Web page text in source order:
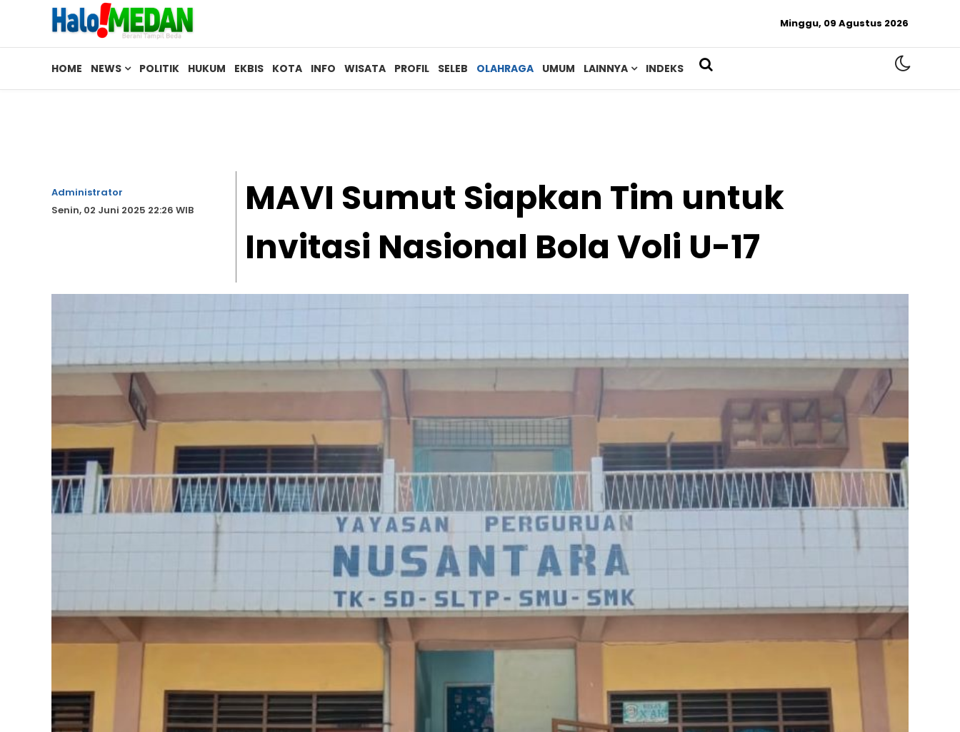
Minggu, 09 Agustus 2026
HOME NEWS POLITIK HUKUM EKBIS KOTA INFO WISATA PROFIL SELEB OLAHRAGA UMUM LAINNYA INDEKS
MAVI Sumut Siapkan Tim untuk
Invitasi Nasional Bola Voli U-17
Administrator
Senin, 02 Juni 2025 22:26 WIB